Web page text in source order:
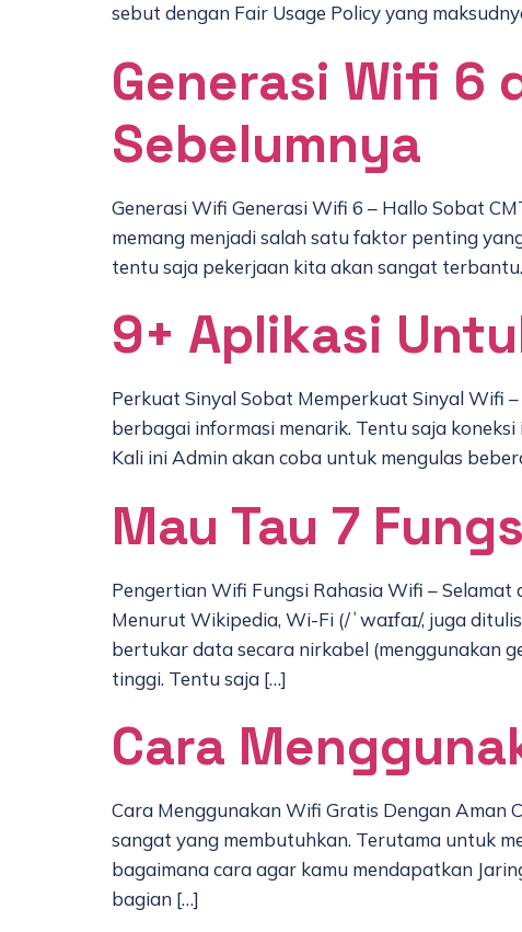
sebut dengan Fair Usage Policy yang
Generasi Wifi 6
Sebelumnya
Generasi Wifi Generasi Wifi 6 – Hallo Sobat
memang menjadi salah satu faktor penting
tentu saja pekerjaan kita akan sangat
9+ Aplikasi
Perkuat Sinyal Sobat Memperkuat Sinyal Wifi
berbagai informasi menarik. Tentu saja
Kali ini Admin akan coba untuk mengulas
Mau Tau 7
Pengertian Wifi Fungsi Rahasia Wifi –
Menurut Wikipedia, Wi-Fi (/ˈwaɪfaɪ/, juga
bertukar data secara nirkabel (menggunakan
tinggi. Tentu saja […]
Cara
Cara Menggunakan Wifi Gratis Dengan Aman
sangat yang membutuhkan. Terutama untuk
bagaimana cara agar kamu mendapatkan
bagian […]